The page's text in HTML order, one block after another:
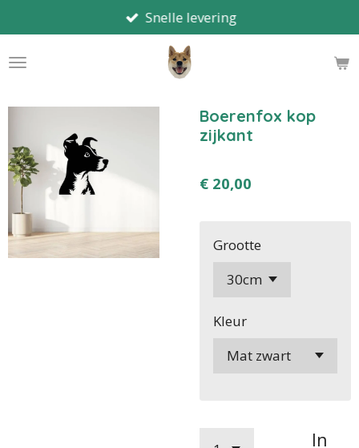
direct
naar
Snelle levering
Boerenfox kop
zijkant
€ 20,00
Grootte
Kleur
In